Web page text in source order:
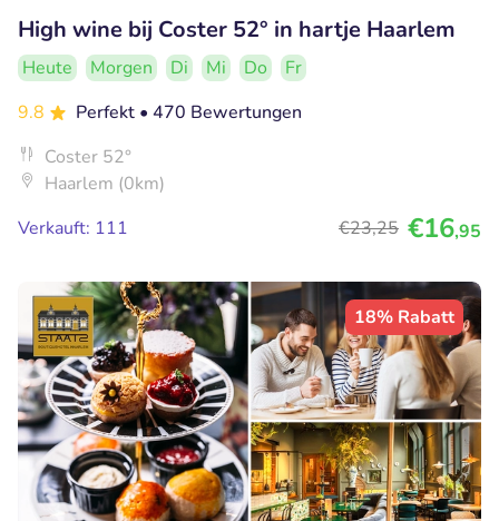
High wine bij Coster 52° in hartje Haarlem
Heute Morgen Di Mi Do
Fr
9.8
Perfekt • 470 Bewertungen
Coster 52°
Haarlem (0km)
Verkauft: 111
€23,25 €16,95
18% Rabatt